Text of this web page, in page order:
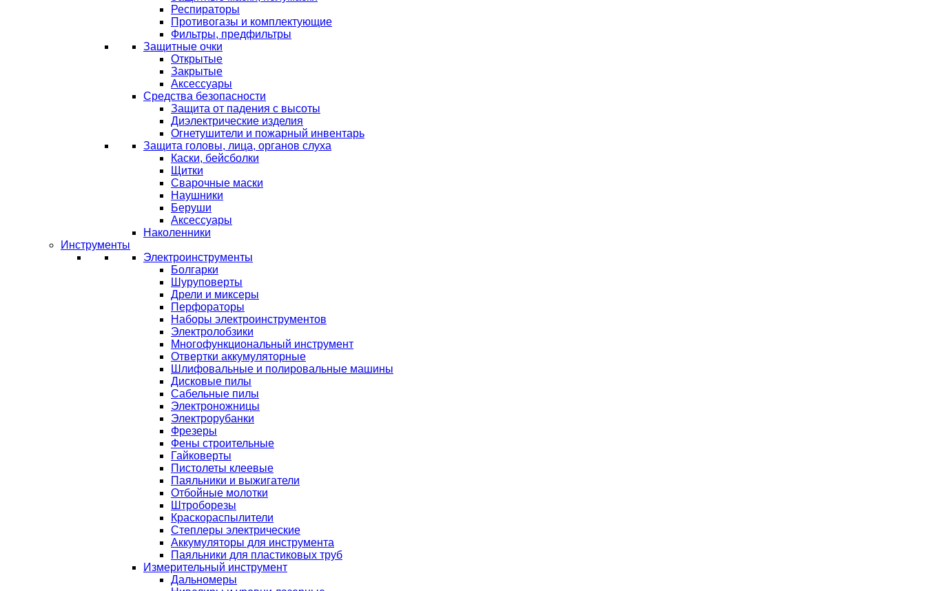
Респираторы
Противогазы и комплектующие
Фильтры, предфильтры
Защитные очки
Открытые
Закрытые
Аксессуары
Средства безопасности
Защита от падения с высоты
Диэлектрические изделия
Огнетушители и пожарный инвентарь
Защита головы, лица, органов слуха
Каски, бейсболки
Щитки
Сварочные маски
Наушники
Беруши
Аксессуары
Наколенники
Инструменты
Электроинструменты
Болгарки
Шуруповерты
Дрели и миксеры
Перфораторы
Наборы электроинструментов
Электролобзики
Многофункциональный инструмент
Отвертки аккумуляторные
Шлифовальные и полировальные машины
Дисковые пилы
Сабельные пилы
Электроножницы
Электрорубанки
Фрезеры
Фены строительные
Гайковерты
Пистолеты клеевые
Паяльники и выжигатели
Отбойные молотки
Штроборезы
Краскораспылители
Степлеры электрические
Аккумуляторы для инструмента
Паяльники для пластиковых труб
Измерительный инструмент
Дальномеры